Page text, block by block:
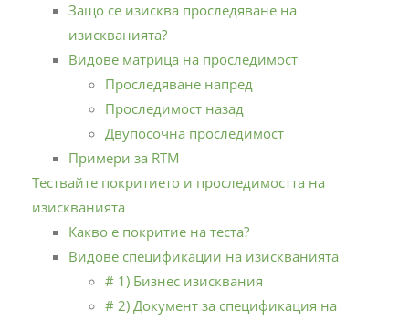
Защо се изисква проследяване на
изискванията?
Видове матрица на проследимост
Проследяване напред
Проследимост назад
Двупосочна проследимост
Примери за RTM
Тествайте покритието и проследимостта на
изискванията
Какво е покритие на теста?
Видове спецификации на изискванията
# 1) Бизнес изисквания
# 2) Документ за спецификация на